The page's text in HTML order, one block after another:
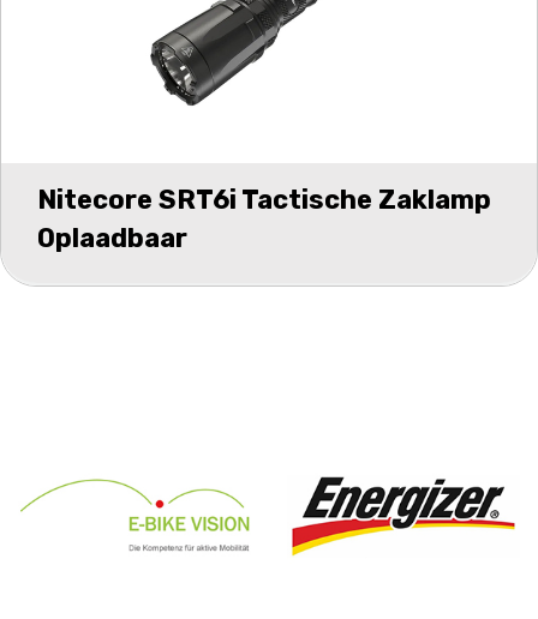
Nitecore SRT6i Tactische Zaklamp
Oplaadbaar